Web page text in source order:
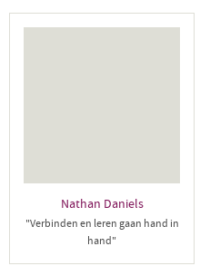
Nathan Daniels
"Verbinden en leren gaan hand in
hand"